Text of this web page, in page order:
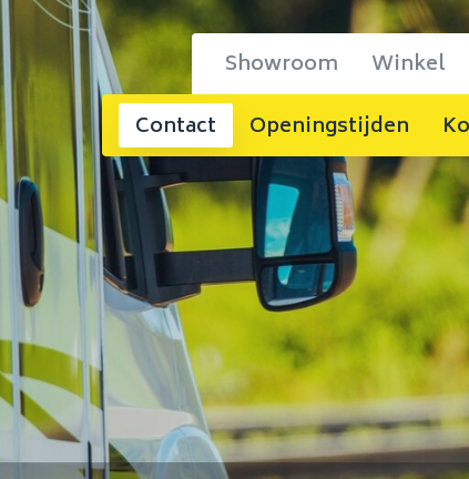
Showroom Winkel
Contact
Openingstijden